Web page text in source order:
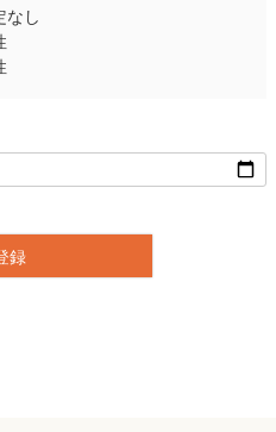
なし
録